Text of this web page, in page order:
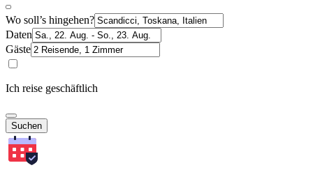
Wo soll’s hingehen?
Daten
Gäste
Ich reise geschäftlich
Suchen